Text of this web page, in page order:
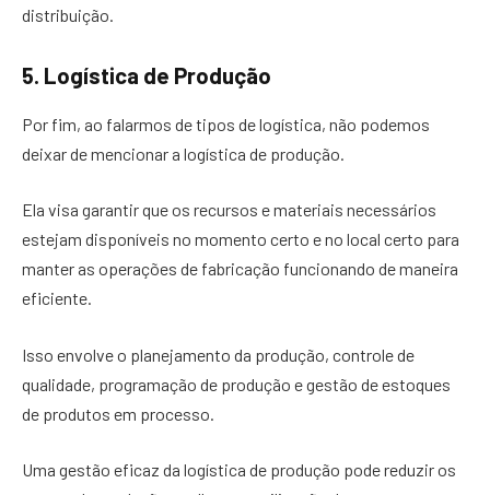
distribuição.
5. Logística de Produção
Por fim, ao falarmos de tipos de logística, não podemos
deixar de mencionar a logística de produção.
Ela visa garantir que os recursos e materiais necessários
estejam disponíveis no momento certo e no local certo para
manter as operações de fabricação funcionando de maneira
eficiente.
Isso envolve o planejamento da produção, controle de
qualidade, programação de produção e gestão de estoques
de produtos em processo.
Uma gestão eficaz da logística de produção pode reduzir os